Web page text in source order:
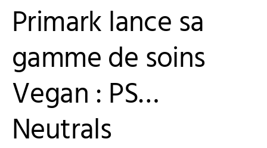
Primark lance sa
gamme de soins
Vegan : PS…
Neutrals